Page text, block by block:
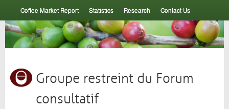
Coffee Market Report Statistics Research Contact Us
Groupe restreint du Forum
consultatif